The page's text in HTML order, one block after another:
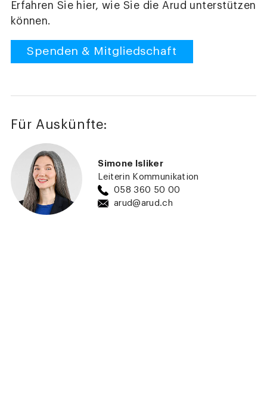
Erfahren Sie hier, wie Sie die Arud unterstützen
können.
Spenden & Mitgliedschaft
Für Auskünfte:
Simone Isliker
Leiterin Kommunikation
058 360 50 00
arud@arud.ch